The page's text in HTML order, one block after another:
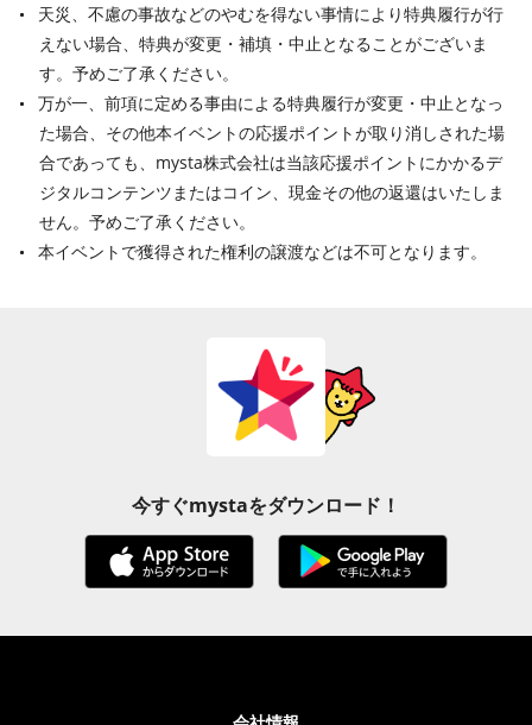
天災、不慮の事故などのやむを得ない事情により特典履行が行
えない場合、特典が変更・補填・中止となることがございま
す。予めご了承ください。
万が一、前項に定める事由による特典履行が変更・中止となっ
た場合、その他本イベントの応援ポイントが取り消しされた場
合であっても、mysta株式会社は当該応援ポイントにかかるデ
ジタルコンテンツまたはコイン、現金その他の返還はいたしま
せん。予めご了承ください。
本イベントで獲得された権利の譲渡などは不可となります。
今すぐmystaをダウンロード！